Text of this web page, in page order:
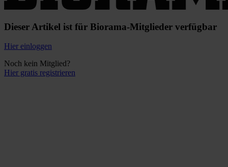
Dieser Artikel ist für Biorama-Mitglieder verfügbar
Hier einloggen
Noch kein Mitglied?
Hier gratis registrieren